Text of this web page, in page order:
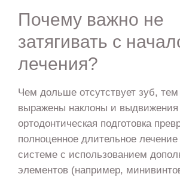
Почему важно не
затягивать с
лечения?
Чем дольше отсутствует зуб,
выражены наклоны и выдвижения
ортодонтическая подготовка
полноценное длительное лечение
системе с использованием
элементов (например,